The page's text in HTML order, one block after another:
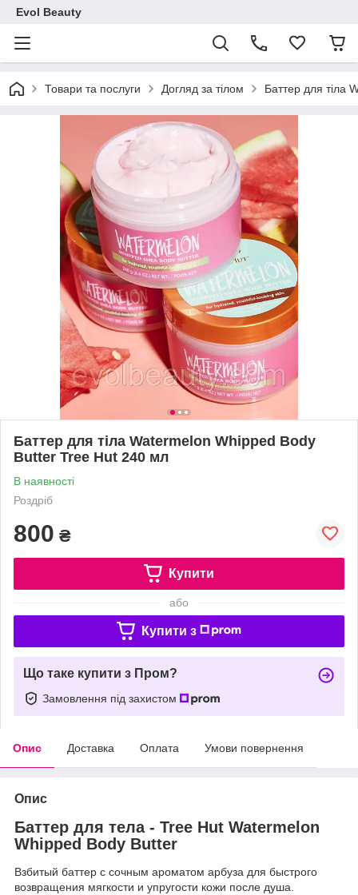
Evol Beauty
Товари та послуги Догляд за тілом Баттер для тіла
Баттер для тіла Watermelon Whipped Body
Butter Tree Hut 240 мл
В наявності
Роздріб
800 ₴
Купити
або
Купити з
Що таке купити з Пром?
Замовлення під захистом
Опис Доставка Оплата Умови повернення
Опис
Баттер для тела - Tree Hut Watermelon
Whipped Body Butter
Взбитый баттер с сочным ароматом арбуза для быстрого
возвращения мягкости и упругости кожи после душа.